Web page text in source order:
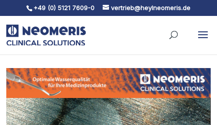
Skip To Content
+49 (0) 5121 7609-0 vertrieb@heylneomeris.de
Video-
Player